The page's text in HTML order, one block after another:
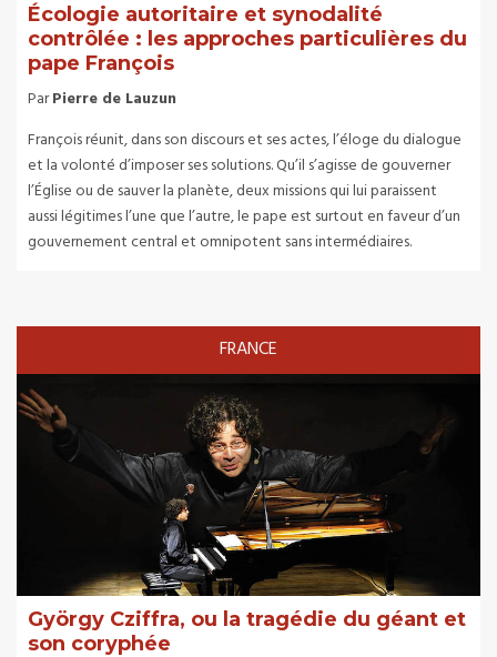
Écologie autoritaire et synodalité
contrôlée : les approches particulières du
pape François
ParPierre de Lauzun
François réunit, dans son discours et ses actes, l’éloge du dialogue
et la volonté d’imposer ses solutions. Qu’il s’agisse de gouverner
l’Église ou de sauver la planète, deux missions qui lui paraissent
aussi légitimes l’une que l’autre, le pape est surtout en faveur d’un
gouvernement central et omnipotent sans intermédiaires.
FRANCE
György Cziffra, ou la tragédie du géant et
son coryphée